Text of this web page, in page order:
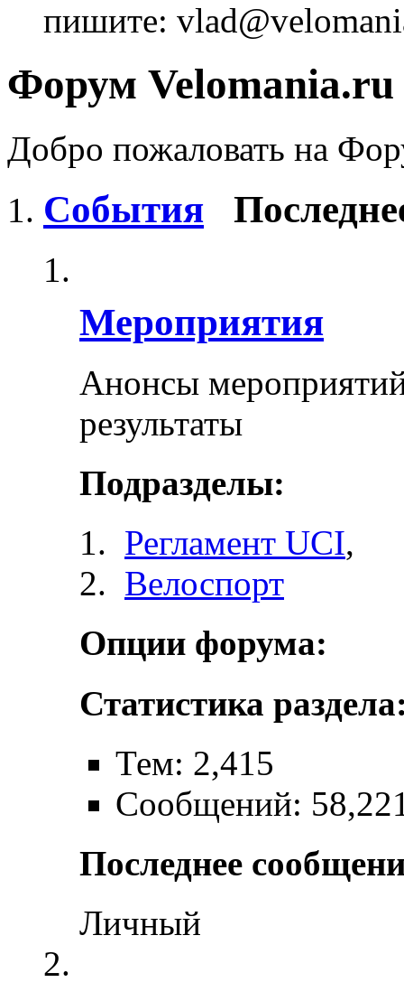
пишите:
Форум Velomania.ru
Добро пожаловать на
События
Мероприятия
Анонсы
результаты
Подразделы:
Регламент UCI,
Велоспорт
Опции форума:
Статистика
Тем: 2,415
Сообщений:
Последнее
Личный